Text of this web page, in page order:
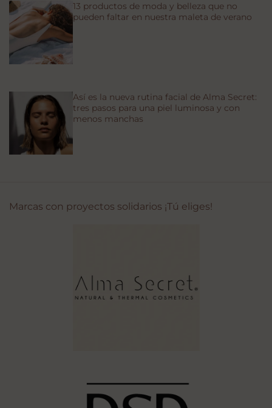
13 productos de moda y belleza que no
pueden faltar en nuestra maleta de verano
Así es la nueva rutina facial de Alma Secret:
tres pasos para una piel luminosa y con
menos manchas
Marcas con proyectos solidarios ¡Tú eliges!